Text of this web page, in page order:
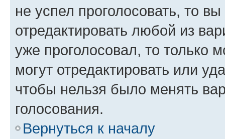
не успел проголосовать, то
отредактировать любой из
уже проголосовал, то только
могут отредактировать или
чтобы нельзя было менять
голосования.
Вернуться к началу